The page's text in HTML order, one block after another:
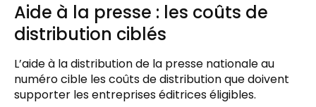
Aide à la presse : les coûts de
distribution ciblés
L’aide à la distribution de la presse nationale au
numéro cible les coûts de distribution que doivent
supporter les entreprises éditrices éligibles.